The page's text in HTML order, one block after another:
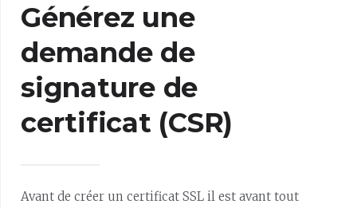
Générez une
demande de
signature de
certificat (CSR)
Avant de créer un certificat SSL il est avant tout